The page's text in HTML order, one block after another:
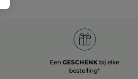
Een GESCHENK bij elke
bestelling*